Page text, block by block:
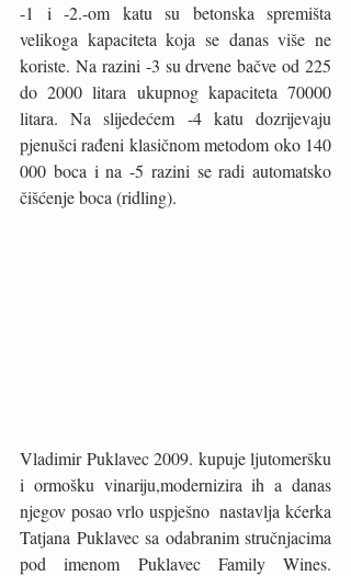
-1 i -2.-om katu su betonska spremišta
velikoga kapaciteta koja se danas više ne
koriste. Na razini -3 su drvene bačve od 225
do 2000 litara ukupnog kapaciteta 70000
litara. Na slijedećem -4 katu dozrijevaju
pjenušci rađeni klasičnom metodom oko 140
000 boca i na -5 razini se radi automatsko
čišćenje boca (ridling).
Vladimir Puklavec 2009. kupuje ljutomeršku
i ormošku vinariju,modernizira ih a danas
njegov posao vrlo uspješno  nastavlja kćerka
Tatjana Puklavec sa odabranim stručnjacima
pod imenom Puklavec Family Wines.